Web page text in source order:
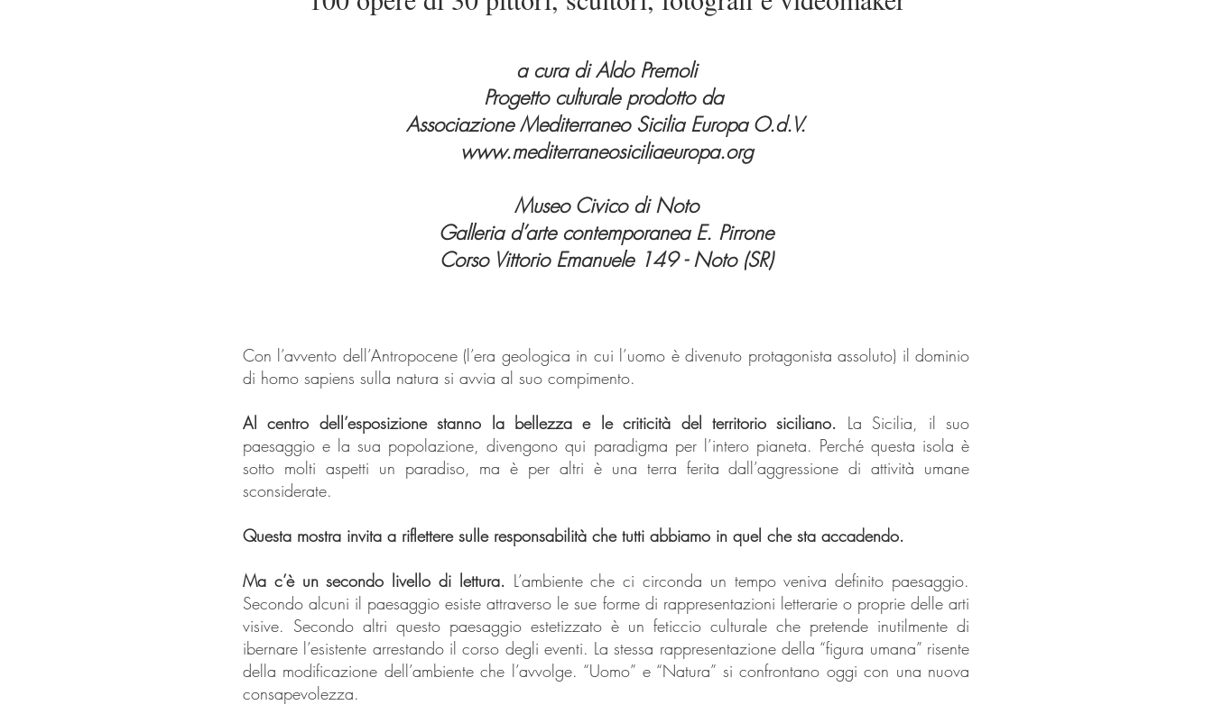
a cura di Aldo Premoli
Progetto culturale prodotto da
Associazione Mediterraneo Sicilia Europa O.d.V.
www.mediterraneosiciliaeuropa.org
Museo Civico di Noto
Galleria d’arte contemporanea E. Pirrone
Corso Vittorio Emanuele 149 - Noto (SR)
Con l’avvento dell’Antropocene (l’era geologica in cui l’uomo è divenuto protagonista assoluto) il dominio
di homo sapiens sulla natura si avvia al suo compimento.
Al centro dell’esposizione stanno la bellezza e le criticità del territorio siciliano. La Sicilia, il suo
paesaggio e la sua popolazione, divengono qui paradigma per l’intero pianeta. Perché questa isola è
sotto molti aspetti un paradiso, ma è per altri è una terra ferita dall’aggressione di attività umane
sconsiderate.
Questa mostra invita a riflettere sulle responsabilità che tutti abbiamo in quel che sta accadendo.
Ma c’è un secondo livello di lettura. L’ambiente che ci circonda un tempo veniva definito paesaggio.
Secondo alcuni il paesaggio esiste attraverso le sue forme di rappresentazioni letterarie o proprie delle arti
visive. Secondo altri questo paesaggio estetizzato è un feticcio culturale che pretende inutilmente di
ibernare l’esistente arrestando il corso degli eventi. La stessa rappresentazione della “figura umana” risente
della modificazione dell’ambiente che l’avvolge. “Uomo” e “Natura” si confrontano oggi con una nuova
consapevolezza.